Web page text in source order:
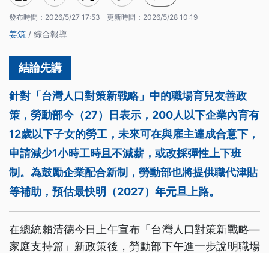
發布時間： 2026/5/27 17:53 更新時間： 2026/5/28 10:19
姜筑 / 綜合報導
針對「台灣人口對策新戰略」中的職場育兒友善政
策，勞動部今（27）日表示，200人以下企業內育有
12歲以下子女的勞工，未來可在與雇主達成合意下，
申請減少1小時工時且不減薪，或改採彈性上下班
制。為鼓勵企業配合新制，勞動部也將提供職代津貼
等補助，預估最快明（2027）年元旦上路。
在總統賴清德今日上午宣布「台灣人口對策新戰略—
家庭支持篇」新政策後，勞動部下午進一步說明職場